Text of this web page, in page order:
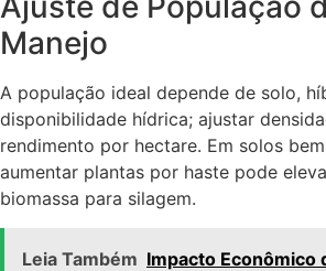
Manejo
A população ideal depende de solo,
disponibilidade hídrica; ajustar
rendimento por hectare. Em solos
aumentar plantas por haste pode
biomassa para silagem.
Leia Também Impacto Econômico